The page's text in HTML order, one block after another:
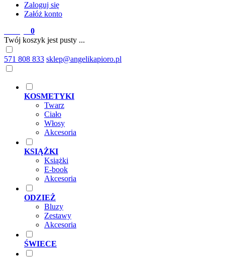
Zaloguj się
Załóż konto
0
Twój koszyk jest pusty ...
571 808 833 sklep@angelikapioro.pl
KOSMETYKI
Twarz
Ciało
Włosy
Akcesoria
KSIĄŻKI
Książki
E-book
Akcesoria
ODZIEŻ
Bluzy
Zestawy
Akcesoria
ŚWIECE